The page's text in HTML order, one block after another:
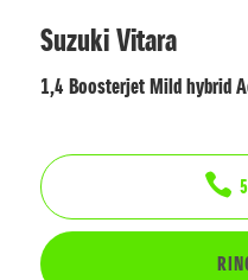
Suzuki Vitara
1,4 Boosterjet Mild hybrid